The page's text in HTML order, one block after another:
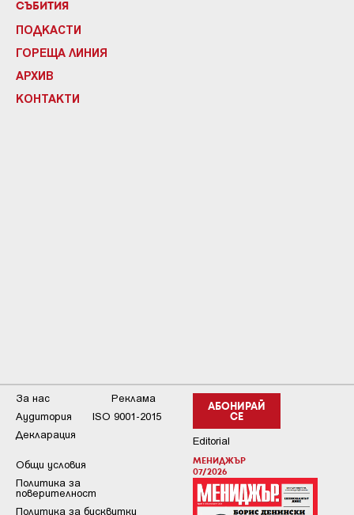
СЪБИТИЯ
ПОДКАСТИ
ГОРЕЩА ЛИНИЯ
АРХИВ
КОНТАКТИ
АБОНИРАЙ
СЕ
Editorial
МЕНИДЖЪР
07/2026
За нас
Реклама
Аудитория
ISO 9001-2015
Декларация
Общи условия
Пoлитикa зa
пoвepитeлнocт
Политика за бисквитки